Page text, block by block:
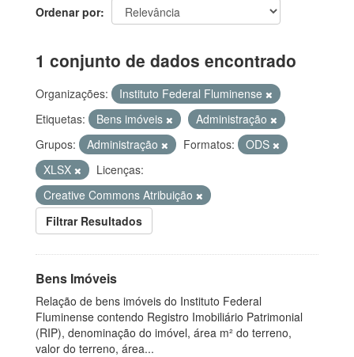
Ordenar por
1 conjunto de dados encontrado
Organizações:
Instituto Federal Fluminense
Etiquetas:
Bens imóveis
Administração
Grupos:
Administração Formatos:
ODS
XLSX
Licenças:
Creative Commons Atribuição
Filtrar Resultados
Bens Imóveis
Relação de bens imóveis do Instituto Federal
Fluminense contendo Registro Imobiliário Patrimonial
(RIP), denominação do imóvel, área m² do terreno,
valor do terreno, área...